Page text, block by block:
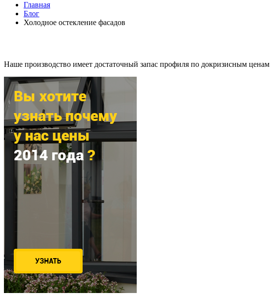
Главная
Блог
Холодное остекление фасадов
Наше производство имеет достаточный запас профиля по докризисным ценам